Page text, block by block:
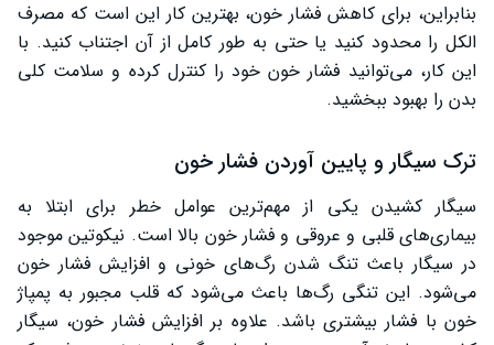
بنابراین، برای کاهش فشار خون، بهترین کار این است که مصرف
الکل را محدود کنید یا حتی به طور کامل از آن اجتناب کنید. با
این کار، می‌توانید فشار خون خود را کنترل کرده و سلامت کلی
بدن را بهبود ببخشید.
ترک سیگار و پایین آوردن فشار خون
سیگار کشیدن یکی از مهم‌ترین عوامل خطر برای ابتلا به
بیماری‌های قلبی و عروقی و فشار خون بالا است. نیکوتین موجود
در سیگار باعث تنگ شدن رگ‌های خونی و افزایش فشار خون
می‌شود. این تنگی رگ‌ها باعث می‌شود که قلب مجبور به پمپاژ
خون با فشار بیشتری باشد. علاوه بر افزایش فشار خون، سیگار